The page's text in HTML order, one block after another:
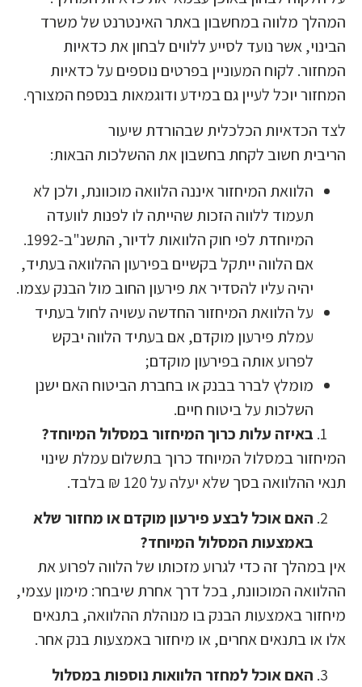
מלווה במחשבון באתר האינטרנט של משרד
אשר נועד לסייע ללווים לבחון את כדאיות
לקוח המעוניין בפרטים נוספים על כדאיות
יוכל לעיין גם במידע ודוגמאות בנספח המצורף.
הכדאיות הכלכלית שבהורדת שיעור
חשוב לקחת בחשבון את ההשלכות הבאות:
הלוואת המיחזור איננה הלוואה מוכוונת, ולכן לא
תעמוד ללווה הזכות שהייתה לו לפנות לוועדה
המיוחדת לפי חוק הלוואות לדיור, התשנ"ב-1992.
אם הלווה ייתקל בקשיים בפירעון ההלוואה בעתיד,
יהיה עליו להסדיר את פירעון החוב מול הבנק עצמו.
על הלוואת המיחזור החדשה עשויה לחול בעתיד
עמלת פירעון מוקדם, אם בעתיד הלווה יבקש
לפרוע אותה בפירעון מוקדם;
מומלץ לברר בבנק או בחברת הביטוח האם ישנן
השלכות על ביטוח חיים.
באיזה עלות כרוך המיחזור במסלול המיוחד?
במסלול המיוחד כרוך בתשלום עמלת שינוי
ההלוואה בסך שלא יעלה על 120 ₪ בלבד.
האם אוכל לבצע פירעון מוקדם או מחזור שלא
באמצעות המסלול המיוחד?
במהלך זה כדי לגרוע מזכותו של הלווה לפרוע את
המוכוונת, בכל דרך אחרת שיבחר: מימון עצמי,
באמצעות הבנק בו מנוהלת ההלוואה, בתנאים
או בתנאים אחרים, או מיחזור באמצעות בנק אחר.
האם אוכל למחזר הלוואות נוספות במסלול